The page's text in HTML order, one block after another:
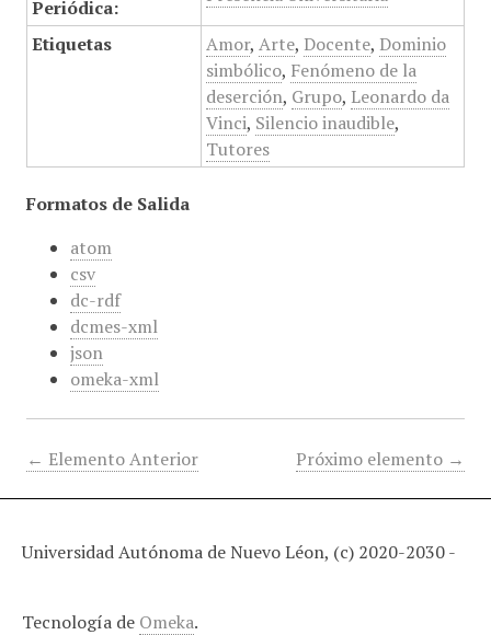
Periódica:
Etiquetas Amor, Arte, Docente, Dominio
simbólico, Fenómeno de la
deserción, Grupo, Leonardo da
Vinci, Silencio inaudible,
Tutores
Formatos de Salida
atom
csv
dc-rdf
dcmes-xml
json
omeka-xml
← Elemento Anterior Próximo elemento →
Universidad Autónoma de Nuevo Léon, (c) 2020-2030 -
Tecnología de Omeka.